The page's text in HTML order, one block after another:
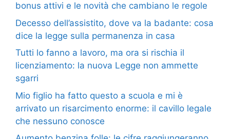
bonus attivi e le novità che cambiano le regole
Decesso dell’assistito, dove va la badante: cosa
dice la legge sulla permanenza in casa
Tutti lo fanno a lavoro, ma ora si rischia il
licenziamento: la nuova Legge non ammette
sgarri
Mio figlio ha fatto questo a scuola e mi è
arrivato un risarcimento enorme: il cavillo legale
che nessuno conosce